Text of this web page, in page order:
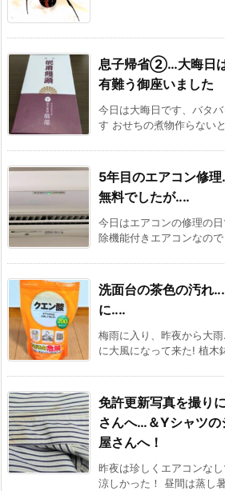
息子帰省②…大晦日
有難う御座いました
今日は大晦日です、バタ
す おせちの煮物作らない
5年目のエアコン修
無料でしたが‥‥
今日はエアコンの修理の
除機能付きエアコンなの
洗面台の茶色の汚れ
に‥‥
梅雨に入り、昨夜から大
に大風になって来た! 植木
免許更新写真を撮り
さんへ…＆Yシャツの
屋さんへ！
昨夜は珍しくエアコンな
涼しかった！ 昼間は蒸し